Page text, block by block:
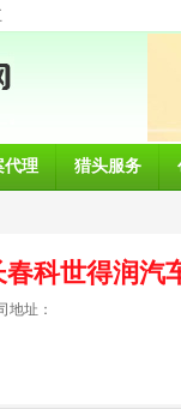
代理 猎头服务
春科世得润汽
地址：